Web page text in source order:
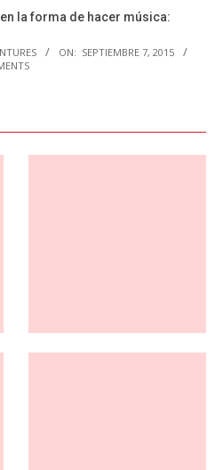
la forma de hacer música:
ON: SEPTIEMBRE 7, 2015